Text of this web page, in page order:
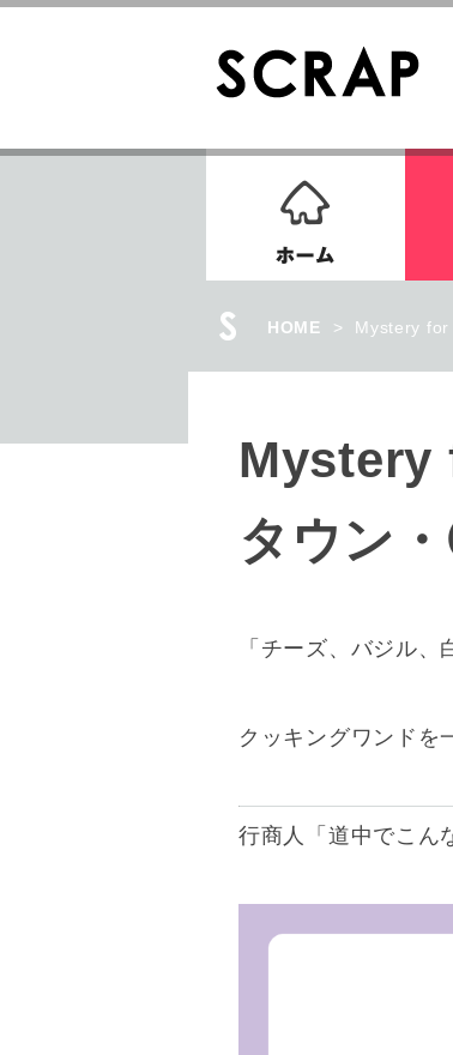
ホー
HOME > Mystery for
Mystery
タウン
「チーズ、バジル、
クッキングワンドを
行商人 「 道中でこん